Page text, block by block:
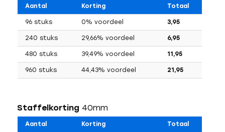
Aantal Korting Totaal
96 stuks 0% voordeel 3,95
240 stuks 29,66% voordeel 6,95
480 stuks 39,49% voordeel 11,95
960 stuks 44,43% voordeel 21,95
Staffelkorting 40mm
Aantal Korting Totaal